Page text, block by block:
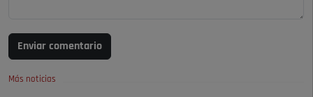
Enviar comentario
Más noticias